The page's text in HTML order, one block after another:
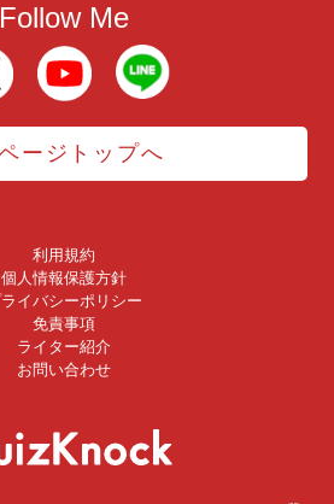
Follow Me
ージトップへ
利用規約
個人情報保護方針
イバシーポリシー
免責事項
ライター紹介
お問い合わせ